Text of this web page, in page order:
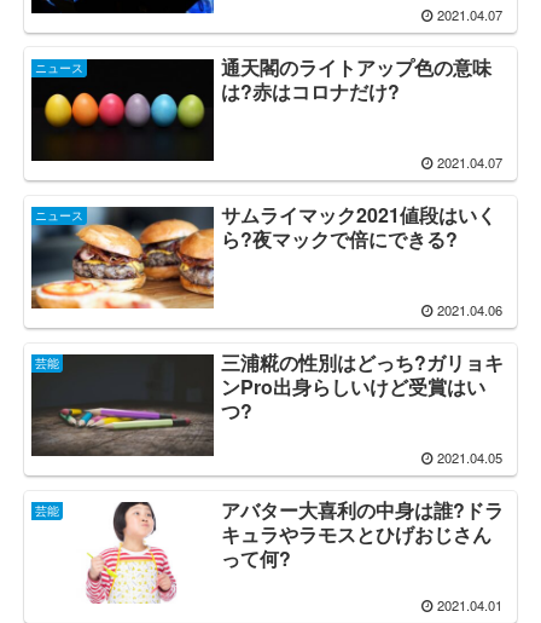
2021.04.07
ニュース
通天閣のライトアップ色の意味
は?赤はコロナだけ?
2021.04.07
ニュース
サムライマック2021値段はいく
ら?夜マックで倍にできる?
2021.04.06
芸能
三浦糀の性別はどっち?ガリョキ
ンPro出身らしいけど受賞はい
つ?
2021.04.05
芸能
アバター大喜利の中身は誰?ドラ
キュラやラモスとひげおじさん
って何?
2021.04.01